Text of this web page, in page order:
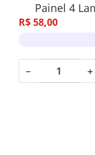
Painel 4
R$58,00
－ ＋